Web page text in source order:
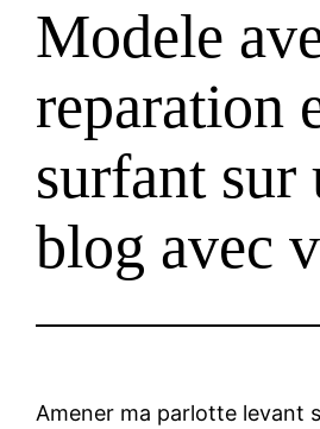
Modele
reparation
surfant sur
blog avec
Amener ma parlotte levant